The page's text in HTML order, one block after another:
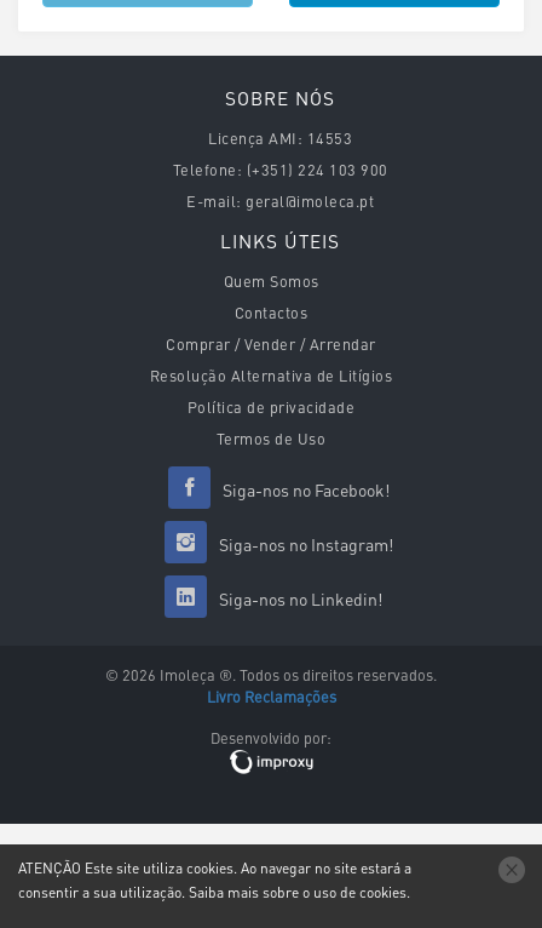
ATENÇÃO Este site utiliza cookies. Ao navegar no site estará a
consentir a sua utilização. Saiba mais sobre o uso de cookies.
SOBRE NÓS
Licença AMI: 14553
Telefone: (+351) 224 103 900
E-mail: geral@imoleca.pt
LINKS ÚTEIS
Quem Somos
Contactos
Comprar / Vender / Arrendar
Resolução Alternativa de Litígios
Política de privacidade
Termos de Uso
Siga-nos no Facebook!
Siga-nos no Instagram!
Siga-nos no Linkedin!
© 2026 Imoleça ®. Todos os direitos reservados.
Livro Reclamações
Desenvolvido por: